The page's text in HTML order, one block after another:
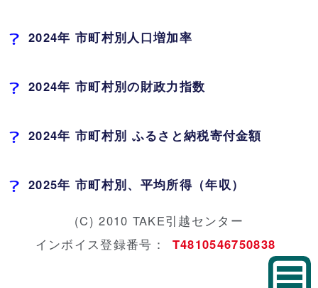
2024年 市町村別人口増加率
2024年 市町村別の財政力指数
2024年 市町村別 ふるさと納税寄付金額
2025年 市町村別、平均所得（年収）
(C) 2010 TAKE引越センター
インボイス登録番号：
T4810546750838